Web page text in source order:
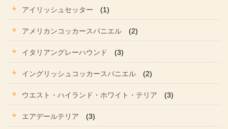
アイリッシュセッター (1)
アメリカンコッカースパニエル (2)
イタリアングレーハウンド (3)
イングリッシュコッカースパニエル (2)
ウエスト・ハイランド・ホワイト・テリア (3)
エアデールテリア (3)